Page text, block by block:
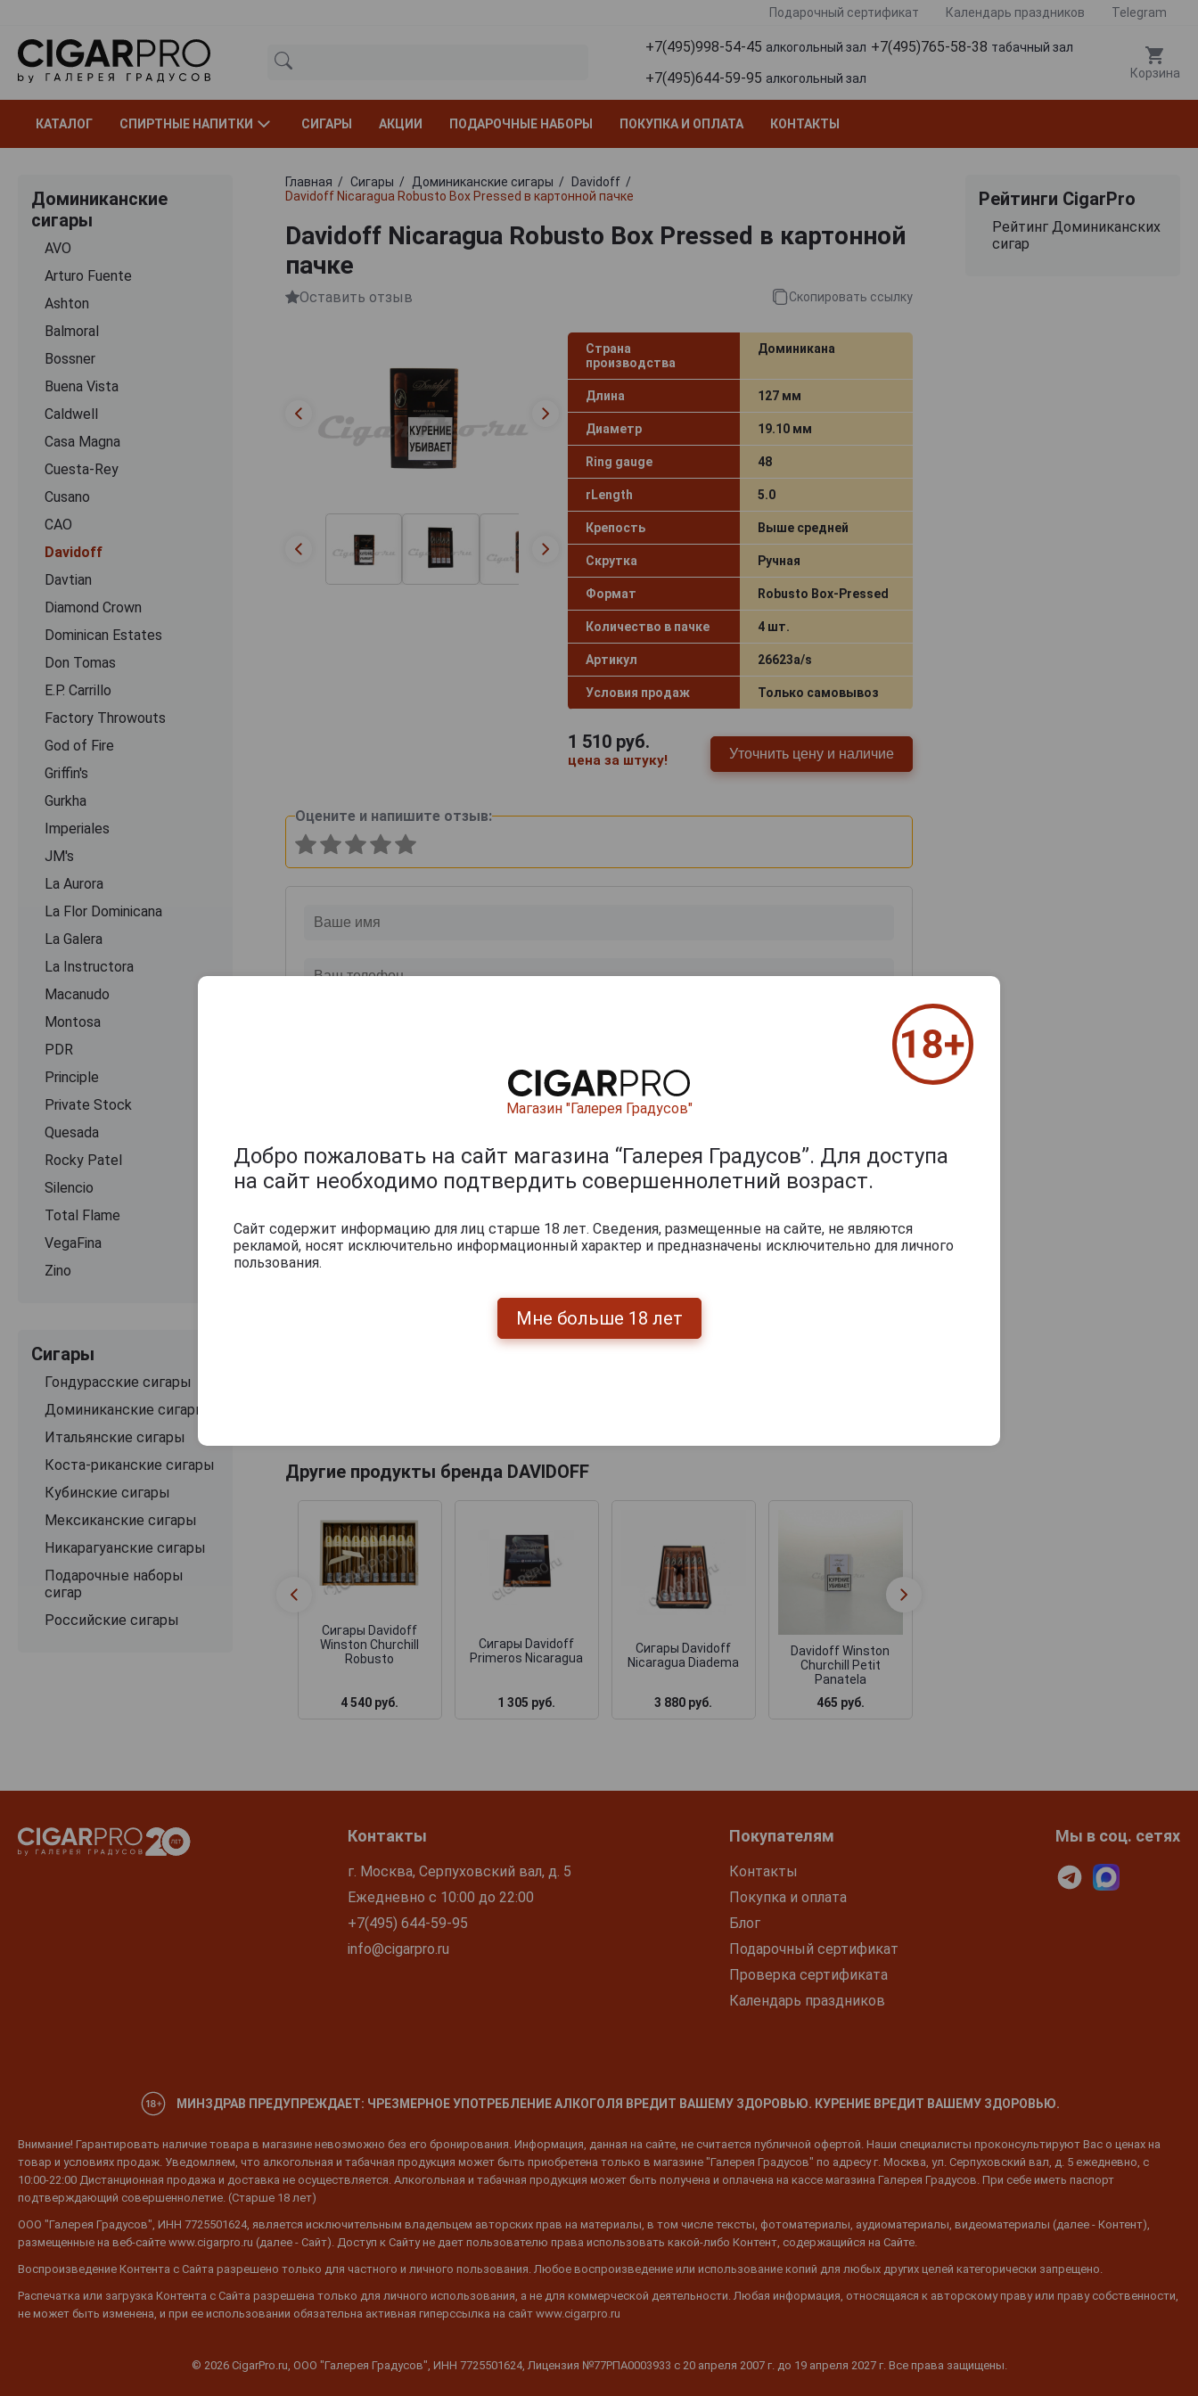
Подарочный сертификат Календарь праздников Telegram
+7(495)998-54-45 алкогольный зал +7(495)765-58-38 табачный зал
+7(495)644-59-95 алкогольный зал Корзина
КАТАЛОГ СПИРТНЫЕ НАПИТКИ СИГАРЫ АКЦИИ ПОДАРОЧНЫЕ НАБОРЫ ПОКУПКА И ОПЛАТА КОНТАКТЫ
Доминиканские
сигары
AVO
Arturo Fuente
Ashton
Balmoral
Bossner
Buena Vista
Caldwell
Casa Magna
Cuesta-Rey
Cusano
CАО
Davidoff
Davtian
Diamond Crown
Dominican Estates
Don Tomas
E.P. Carrillo
Factory Throwouts
God of Fire
Griffin's
Gurkha
Imperiales
JM's
La Aurora
La Flor Dominicana
La Galera
La Instructora
Macanudo
Montosa
PDR
Principle
Private Stock
Quesada
Rocky Patel
Silencio
Total Flame
VegaFina
Zino
Сигары
Гондурасские сигары
Доминиканские сигары
Итальянские сигары
Коста-риканские сигары
Кубинские сигары
Мексиканские сигары
Никарагуанские сигары
Подарочные наборы
сигар
Российские сигары
Главная Сигары Доминиканские сигары
Davidoff
Davidoff Nicaragua Robusto Box Pressed в картонной пачке
Davidoff Nicaragua Robusto Box Pressed в картонной
пачке
Оставить отзыв Скопировать ссылку
Страна
производства
Доминикана
Длина 127 мм
Диаметр 19.10 мм
Ring gauge 48
rLength 5.0
Крепость Выше средней
Скрутка Ручная
Формат Robusto Box-Pressed
Количество в пачке 4 шт.
Артикул 26623a/s
Условия продаж Только самовывоз
1 510руб.
цена за штуку! Уточнить цену и наличие
Оцените и напишите отзыв:
из 2000 знаков
Другие продукты бренда DAVIDOFF
Сигары Davidoff
Winston Churchill
Robusto
4 540 руб.
Сигары Davidoff
Primeros Nicaragua
1 305 руб.
Сигары Davidoff
Nicaragua Diadema
3 880 руб.
Davidoff Winston
Churchill Petit
Panatela
465 руб.
Рейтинги CigarPro
Рейтинг Доминиканских
сигар
Контакты
г. Москва, Серпуховский вал, д. 5
Ежедневно с 10:00 до 22:00
+7(495) 644-59-95
info@cigarpro.ru
Покупателям
Контакты
Покупка и оплата
Блог
Подарочный сертификат
Проверка сертификата
Календарь праздников
Мы в соц. сетях
МИНЗДРАВ ПРЕДУПРЕЖДАЕТ: ЧРЕЗМЕРНОЕ УПОТРЕБЛЕНИЕ АЛКОГОЛЯ ВРЕДИТ ВАШЕМУ ЗДОРОВЬЮ. КУРЕНИЕ ВРЕДИТ ВАШЕМУ ЗДОРОВЬЮ.
Внимание! Гарантировать наличие товара в магазине невозможно без его бронирования. Информация, данная на сайте, не считается публичной офертой. Наши специалисты проконсультируют Вас о ценах на
товар и условиях продаж. Уведомляем, что алкогольная и табачная продукция может быть приобретена только в магазине "Галерея Градусов" по адресу г. Москва, ул. Серпуховский вал, д. 5 ежедневно, с
10:00-22:00 Дистанционная продажа и доставка не осуществляется. Алкогольная и табачная продукция может быть получена и оплачена на кассе магазина Галерея Градусов. При себе иметь паспорт
подтверждающий совершеннолетие. (Старше 18 лет)
ООО "Галерея Градусов", ИНН 7725501624, является исключительным владельцем авторских прав на материалы, в том числе тексты, фотоматериалы, аудиоматериалы, видеоматериалы (далее - Контент),
размещенные на веб-сайте www.cigarpro.ru (далее - Сайт). Доступ к Сайту не дает пользователю права использовать какой-либо Контент, содержащийся на Сайте.
Воспроизведение Контента с Сайта разрешено только для частного и личного пользования. Любое воспроизведение или использование копий для любых других целей категорически запрещено.
Распечатка или загрузка Контента с Сайта разрешена только для личного использования, а не для коммерческой деятельности. Любая информация, относящаяся к авторскому праву или праву собственности,
не может быть изменена, и при ее использовании обязательна активная гиперссылка на сайт www.cigarpro.ru
© 2026 CigarPro.ru, ООО "Галерея Градусов", ИНН 7725501624, Лицензия №77РПА0003933 c 20 апреля 2007 г. до 19 апреля 2027 г. Все права защищены.
Магазин "Галерея Градусов"
Добро пожаловать на сайт магазина “Галерея Градусов”. Для доступа
на сайт необходимо подтвердить совершеннолетний возраст.
Сайт содержит информацию для лиц старше 18 лет. Сведения, размещенные на сайте, не являются
рекламой, носят исключительно информационный характер и предназначены исключительно для личного
пользования.
Мне больше 18 лет